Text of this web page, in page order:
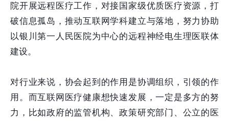
院开展远程医疗工作，对接国家级优质医疗资源，打
破信息孤岛，推动互联网学科建立与落地，努力协助
以银川第一人民医院为中心的远程神经电生理医联体
建设。
对行业来说，协会起到的作用是协调组织，引领的作
用。而互联网医疗健康想快速发展，一定是多方的努
力，比如政府的监管机构、政策研究部门、公立的医